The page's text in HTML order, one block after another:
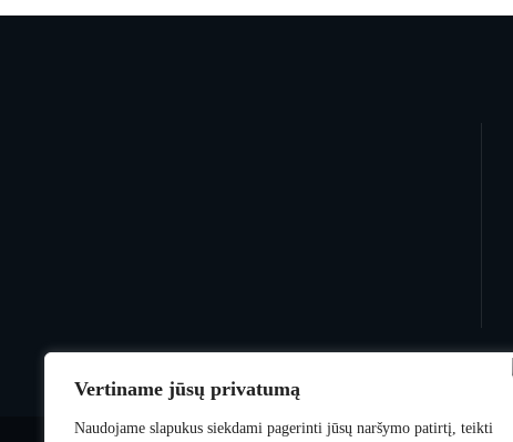
Vertiname jūsų privatumą
Naudojame slapukus siekdami pagerinti jūsų naršymo patirtį, teikti